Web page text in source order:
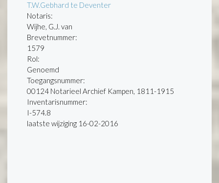
T.W.Gebhard te Deventer
Notaris:
Wijhe, G.J. van
Brevetnummer:
1579
Rol:
Genoemd
Toegangsnummer:
00124 Notarieel Archief Kampen, 1811-1915
Inventarisnummer:
I-574.8
laatste wijziging 16-02-2016